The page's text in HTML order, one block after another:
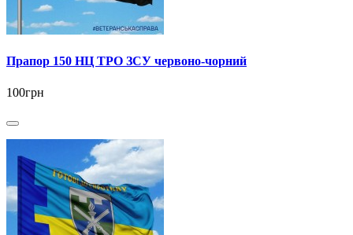
Прапор 150 НЦ ТРО ЗСУ червоно-чорний
100грн